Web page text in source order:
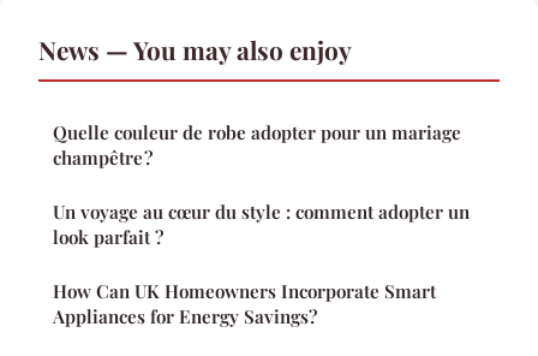
News — You may also enjoy
Quelle couleur de robe adopter pour un mariage
champêtre ?
Un voyage au cœur du style : comment adopter un
look parfait ?
How Can UK Homeowners Incorporate Smart
Appliances for Energy Savings?